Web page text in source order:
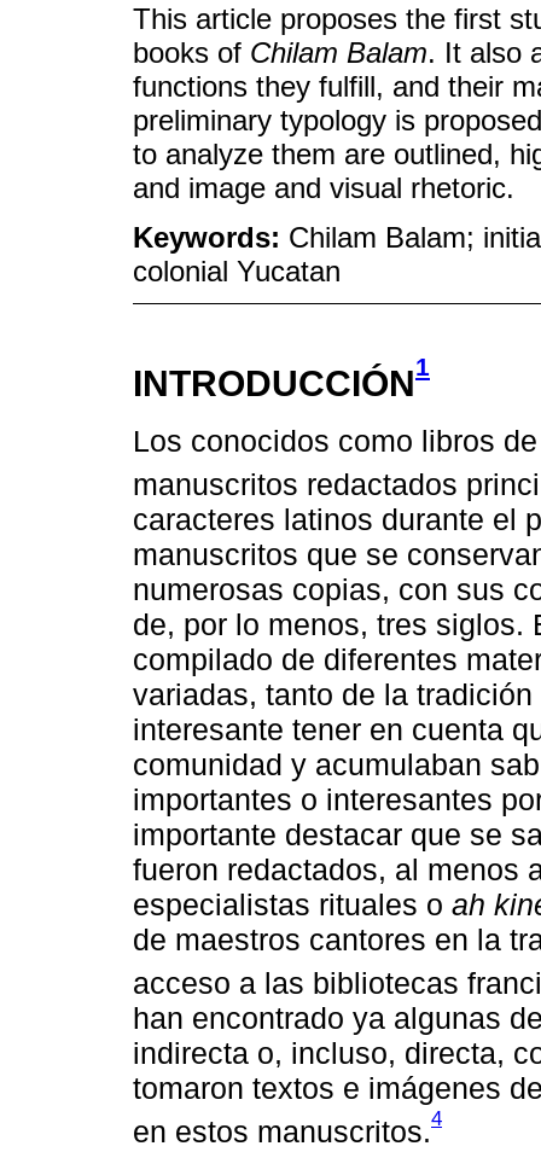
This article proposes the first
books of Chilam Balam. It also
functions they fulfill, and their
preliminary typology is
to analyze them are outlined,
and image and visual rhetoric.
Keywords: Chilam Balam;
colonial Yucatan
INTRODUCCIÓN1
Los conocidos como libros
manuscritos redactados
caracteres latinos durante el
manuscritos que se
numerosas copias, con sus
de, por lo menos, tres siglos.
compilado de diferentes
variadas, tanto de la
interesante tener en cuenta
comunidad y acumulaban
importantes o interesantes
importante destacar que se
fueron redactados, al menos
especialistas rituales o ah
de maestros cantores en la
acceso a las bibliotecas
han encontrado ya algunas
indirecta o, incluso, directa,
tomaron textos e imágenes
en estos manuscritos.4